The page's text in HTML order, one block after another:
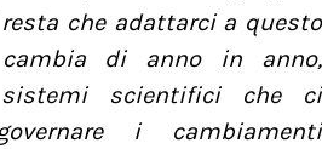
che adattarci a questo
di anno in anno,
sistemi scientifici che ci
i cambiamenti